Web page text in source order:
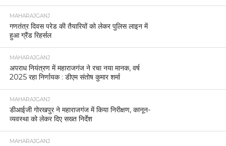
MAHARAJGANJ
गणतंत्र दिवस परेड की तैयारियों को लेकर पुलिस लाइन में
हुआ ग्रैंड रिहर्सल
MAHARAJGANJ
अपराध नियंत्रण में महाराजगंज ने रचा नया मानक, वर्ष
2025 रहा निर्णायक : डीएम संतोष कुमार शर्मा
MAHARAJGANJ
डीआईजी गोरखपुर ने महाराजगंज में किया निरीक्षण, कानून-
व्यवस्था को लेकर दिए सख्त निर्देश
MAHARAJGANJ